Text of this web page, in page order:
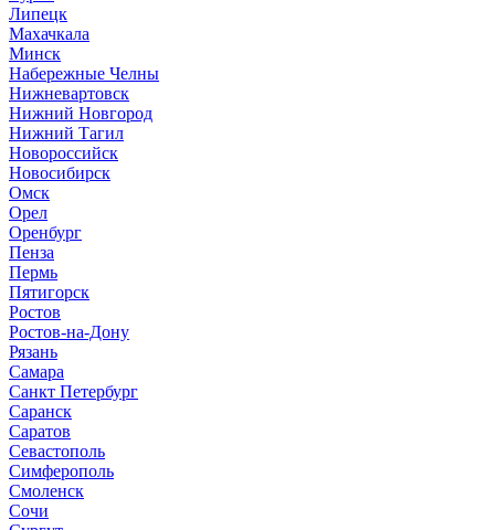
Липецк
Махачкала
Минск
Набережные Челны
Нижневартовск
Нижний Новгород
Нижний Тагил
Новороссийск
Новосибирск
Омск
Орел
Оренбург
Пенза
Пермь
Пятигорск
Ростов
Ростов-на-Дону
Рязань
Самара
Санкт Петербург
Саранск
Саратов
Севастополь
Симферополь
Смоленск
Сочи